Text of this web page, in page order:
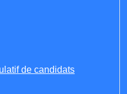
de candidats